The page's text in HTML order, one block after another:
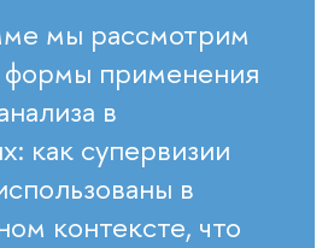
мы рассмотрим
формы применения
как супервизии
контексте, что